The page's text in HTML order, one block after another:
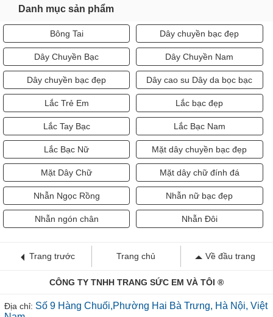
Danh mục sản phẩm
Bông Tai Dây chuyền bạc đẹp
Dây Chuyền Bạc Dây Chuyền Nam
Dây chuyền bạc đẹp Dây cao su Dây da bọc bạc
Lắc Trẻ Em Lắc bạc đẹp
Lắc Tay Bạc Lắc Bạc Nam
Lắc Bạc Nữ Mặt dây chuyền bạc đẹp
Mặt Dây Chữ Mặt dây chữ đính đá
Nhẫn Ngọc Rồng Nhẫn nữ bạc đẹp
Nhẫn ngón chân Nhẫn Đôi
Trang trước Trang chủ Về đầu trang
CÔNG TY TNHH TRANG SỨC EM VÀ TÔI ®
Địa chỉ: Số 9 Hàng Chuối,Phường Hai Bà Trưng, Hà Nội, Việt